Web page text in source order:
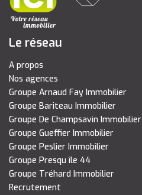
Le réseau
A propos
Nos agences
Groupe Arnaud Fay Immobilier
Groupe Bariteau Immobilier
Groupe De Champsavin Immobilier
Groupe Gueffier Immobilier
Groupe Peslier Immobilier
Groupe Presqu île 44
Groupe Tréhard Immobilier
Recrutement